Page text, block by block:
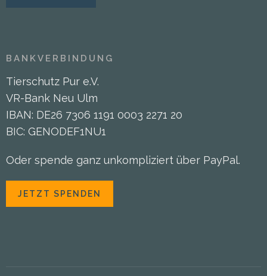
BANKVERBINDUNG
Tierschutz Pur e.V.
VR-Bank Neu Ulm
IBAN: DE26 7306 1191 0003 2271 20
BIC: GENODEF1NU1
Oder spende ganz unkompliziert über PayPal.
JETZT SPENDEN